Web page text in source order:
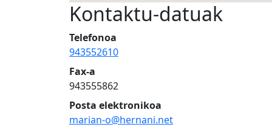
Kontaktu-datuak
Telefonoa
943552610
Fax-a
943555862
Posta elektronikoa
marian-o@hernani.net